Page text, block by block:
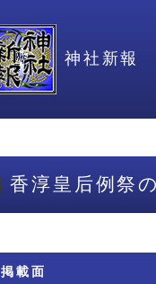
神社新報
香淳皇后例祭
掲載面